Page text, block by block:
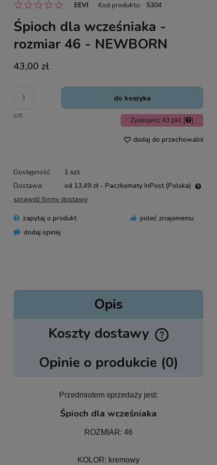
EEVI Kod produktu: 5304
Śpioch dla wcześniaka -
rozmiar 46 - NEWBORN
43,00 zł
szt.
do koszyka
Zyskujesz 43 pkt [ ]
dodaj do przechowalni
Dostępność:
1 szt.
Dostawa:
od 13,49 zł - Paczkomaty InPost (Polska)
sprawdź formy dostawy
zapytaj o produkt
poleć znajomemu
dodaj opinię
Opis
Koszty dostawy
Cena nie zawiera ewentualnych kosztów płatności
Opinie o produkcie (0)
Przedmiotem sprzedaży jest:
Śpioch dla wcześniaka
ROZMIAR: 46
KOLOR: kremowy